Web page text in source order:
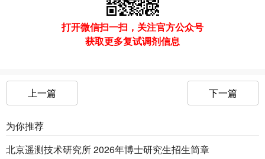
打开微信扫一扫，关注官方公众号
获取更多复试调剂信息
上一篇 下一篇
为你推荐
北京遥测技术研究所 2026年博士研究生招生简章